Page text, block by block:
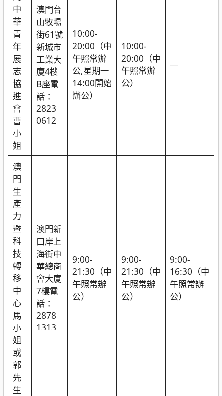
中
華
青
年
展
志
協
進
會
曹
小
姐
澳門台
山牧場
街61號
新城市
工業大
廈4樓
B座電
話：
2823
0612
10:00-
20:00（中
午照常辦
公,星期一
14:00開始
辦公）
10:00-
20:00（中
午照常辦
公）
—
澳
門
生
產
力
暨
科
技
轉
移
中
心
馬
小
姐
或
郭
先
生
澳門新
口岸上
海街中
華總商
會大廈
7樓電
話：
2878
1313
9:00-
21:30（中
午照常辦
公）
9:00-
21:30（中
午照常辦
公）
9:00-
16:30（中
午照常辦
公）